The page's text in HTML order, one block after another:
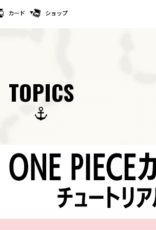
カード ショップ
TOPICS